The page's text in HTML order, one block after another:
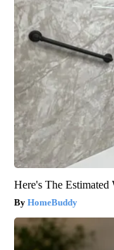
Here's The
HomeBuddy